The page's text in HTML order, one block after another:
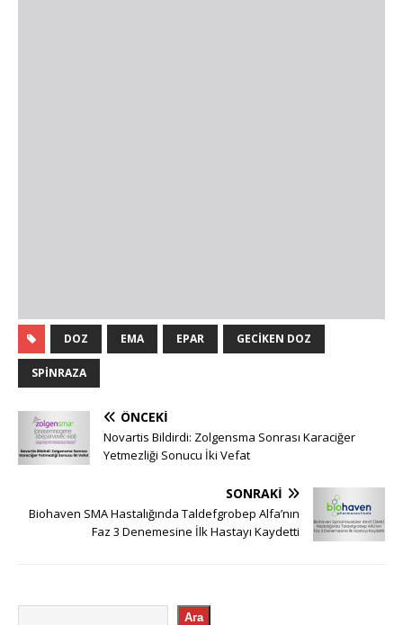
DOZ EMA EPAR GECIKEN DOZ
SPINRAZA
ÖNCEKI
Novartis Bildirdi: Zolgensma Sonrası Karaciğer
Yetmezliği Sonucu İki Vefat
SONRAKI
Biohaven SMA Hastalığında Taldefgrobep Alfa’nın
Faz 3 Denemesine İlk Hastayı Kaydetti
Ara